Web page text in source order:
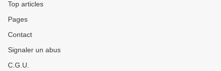
Top articles
Pages
Contact
Signaler un abus
C.G.U.